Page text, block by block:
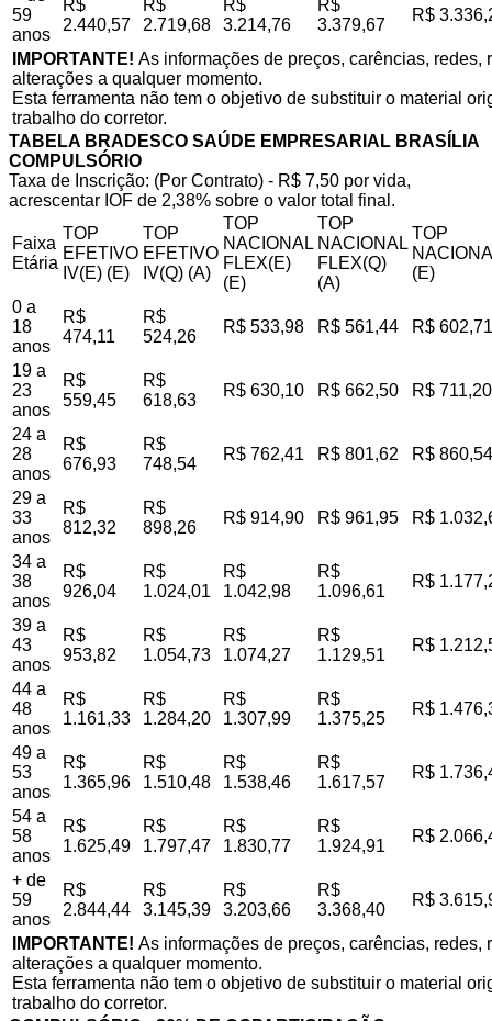
59
anos
R$
2.440,57
R$
2.719,68
R$
3.214,76
R$
3.379,67
R$
IMPORTANTE! As informações de preços, carências,
alterações a qualquer momento.
Esta ferramenta não tem o objetivo de substituir o material
trabalho do corretor.
TABELA BRADESCO SAÚDE EMPRESARIAL BRASÍLIA
COMPULSÓRIO
Taxa de Inscrição: (Por Contrato) - R$ 7,50 por vida,
acrescentar IOF de 2,38% sobre o valor total final.
Faixa
Etária
TOP
EFETIVO
IV(E) (E)
TOP
EFETIVO
IV(Q) (A)
TOP
NACIONAL
FLEX(E)
(E)
TOP
NACIONAL
FLEX(Q)
(A)
TOP
(E)
0 a
18
anos
R$
474,11
R$
524,26
R$ 533,98 R$ 561,44 R$ 602,71
19 a
23
anos
R$
559,45
R$
618,63
R$ 630,10 R$ 662,50 R$ 711,20
24 a
28
anos
R$
676,93
R$
748,54
R$ 762,41 R$ 801,62 R$ 860,54
29 a
33
anos
R$
812,32
R$
898,26
R$ 914,90 R$ 961,95 R$
34 a
38
anos
R$
926,04
R$
1.024,01
R$
1.042,98
R$
1.096,61
R$
39 a
43
anos
R$
953,82
R$
1.054,73
R$
1.074,27
R$
1.129,51
R$
44 a
48
anos
R$
1.161,33
R$
1.284,20
R$
1.307,99
R$
1.375,25
R$
49 a
53
anos
R$
1.365,96
R$
1.510,48
R$
1.538,46
R$
1.617,57
R$
54 a
58
anos
R$
1.625,49
R$
1.797,47
R$
1.830,77
R$
1.924,91
R$
+ de
59
anos
R$
2.844,44
R$
3.145,39
R$
3.203,66
R$
3.368,40
R$
IMPORTANTE! As informações de preços, carências,
alterações a qualquer momento.
Esta ferramenta não tem o objetivo de substituir o material
trabalho do corretor.